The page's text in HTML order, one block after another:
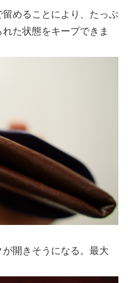
めることにより、たっぷ
た状態をキープできま
開きそうになる。最大